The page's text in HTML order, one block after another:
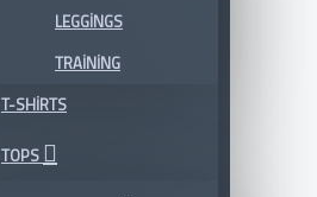
LEGGINGS
TRAINING
T-SHIRTS
TOPS